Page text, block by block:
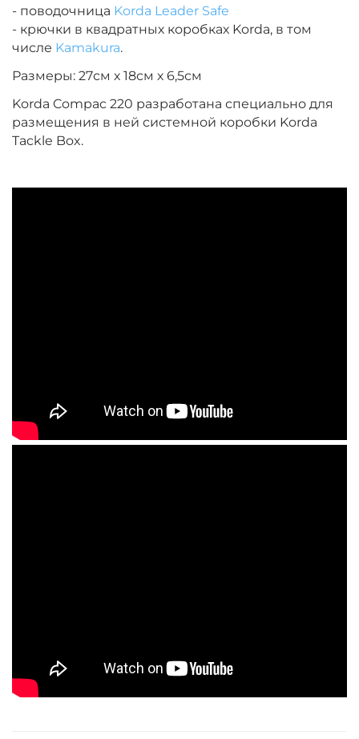
- поводочница Korda Leader Safe
- крючки в квадратных коробках Korda, в том
числе Kamakura.
Размеры: 27см х 18см х 6,5см
Korda Compac 220 разработана специально для
размещения в ней системной коробки Korda
Tackle Box.